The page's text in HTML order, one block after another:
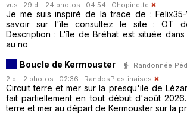
vus · 29 dl · 24 photos · 04:54 · Chopinette
Je me suis inspiré de la trace de : Felix35-
savoir sur l'île consultez le site : OT
Description : L'île de Bréhat est située
au no
Boucle de Kermouster
Randonnée
2 dl · 2 photos · 02:36 · RandosPlestinaises
Circuit terre et mer sur la presqu'ile de
fait partiellement en tout début d'août
terre et mer au départ de Kermouster sur la